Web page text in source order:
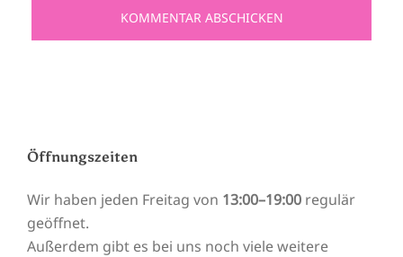
Öffnungszeiten
Wir haben jeden Freitag von 13:00–19:00 regulär
geöffnet.
Außerdem gibt es bei uns noch viele weitere